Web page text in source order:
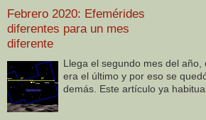
Febrero 2020: Efemérides
diferentes para un mes
diferente
Llega el segundo mes del año,
era el último y por eso se
demás. Este artículo ya